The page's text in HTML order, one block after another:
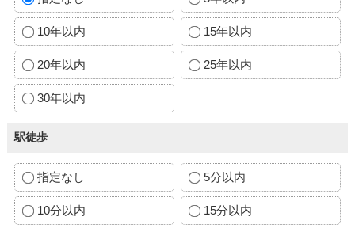
10年以内 15年以内
20年以内 25年以内
30年以内
駅徒歩
指定なし 5分以内
10分以内 15分以内